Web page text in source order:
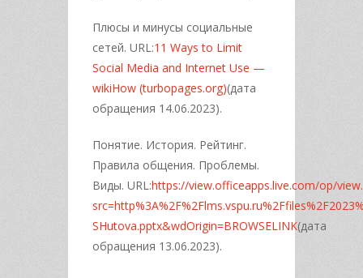
Плюсы и минусы социальные
сетей. URL:11 Ways to Limit
Social Media and Internet Use —
wikiHow (turbopages.org)(дата
обращения 14.06.2023).
Понятие. История. Рейтинг.
Правила общения. Проблемы.
Виды. URL:https://view.officeapps.live.com/op/
SHutova.pptx&wdOrigin=BROWSELINK(дата
обращения 13.06.2023).